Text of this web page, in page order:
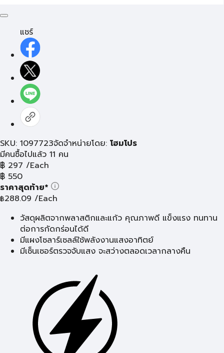
แชร์
SKU: 1097723จัดจำหน่ายโดย: โฮมโปร
มีคนซื้อไปแล้ว 11 คน
฿ 297 /Each
฿ 550
ราคาสุดท้าย*
฿288.09 /Each
วัสดุผลิตจากพลาสติกและแก้ว คุณภาพดี แข็งแรง ทนทาน
ต่อการกัดกร่อนได้ดี
มีแผงโซลาร์เซลล์ใช้พลังงานแสงอาทิตย์
มีเซ็นเซอร์ตรวจจับแสง จะสว่างตลอดเวลากลางคืน